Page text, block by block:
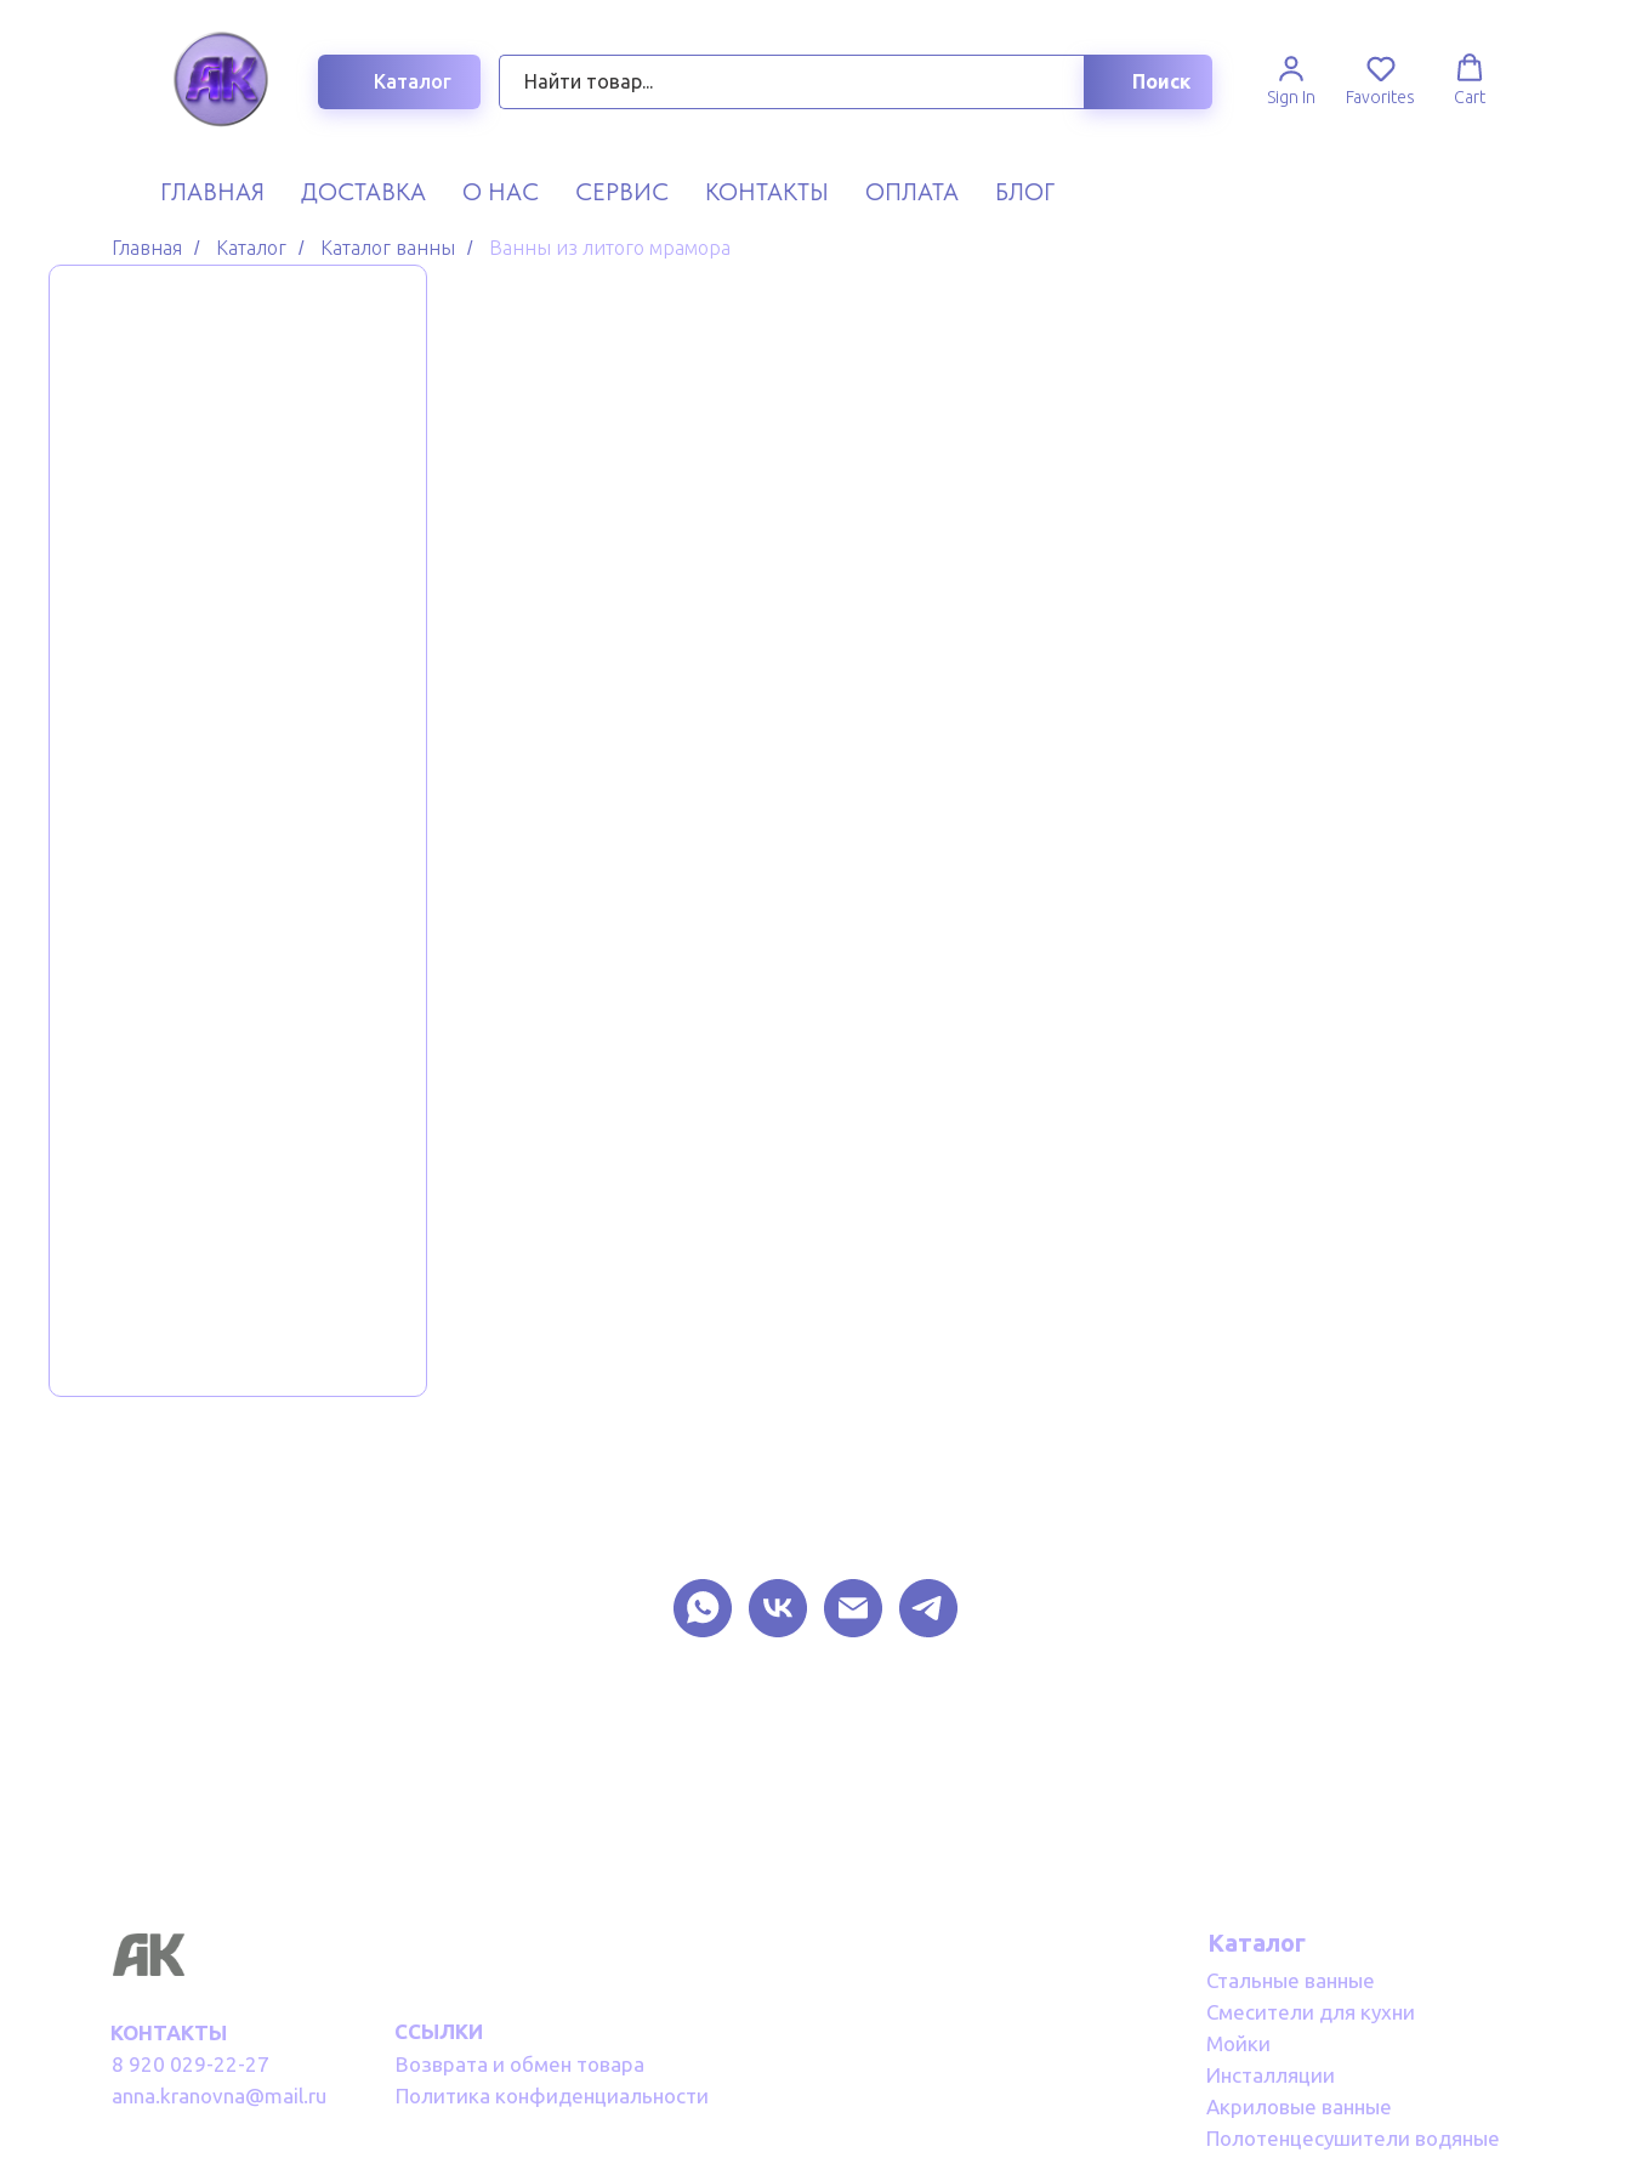
Каталог Поиск
Sign In Favorites Cart
ГЛАВНАЯ ДОСТАВКА О НАС СЕРВИС КОНТАКТЫ ОПЛАТА БЛОГ
Главная / Каталог / Каталог ванны / Ванны из литого мрамора
КОНТАКТЫ
8 920 029-22-27
anna.kranovna@mail.ru
ССЫЛКИ
Возврата и обмен товара
Политика конфиденциальности
Каталог
Стальные ванные
Смесители для кухни
Мойки
Инсталляции
Акриловые ванные
Полотенцесушители водяные